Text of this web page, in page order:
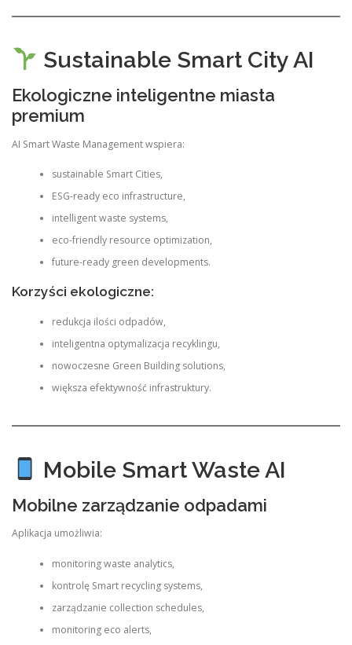
Sustainable Smart City AI
Ekologiczne inteligentne miasta
premium
AI Smart Waste Management wspiera:
sustainable Smart Cities,
ESG-ready eco infrastructure,
intelligent waste systems,
eco-friendly resource optimization,
future-ready green developments.
Korzyści ekologiczne:
redukcja ilości odpadów,
inteligentna optymalizacja recyklingu,
nowoczesne Green Building solutions,
większa efektywność infrastruktury.
Mobile Smart Waste AI
Mobilne zarządzanie odpadami
Aplikacja umożliwia:
monitoring waste analytics,
kontrolę Smart recycling systems,
zarządzanie collection schedules,
monitoring eco alerts,